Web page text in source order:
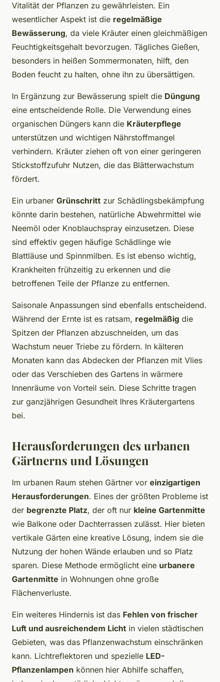
Vitalität der Pflanzen zu gewährleisten. Ein
wesentlicher Aspekt ist die regelmäßige
Bewässerung, da viele Kräuter einen gleichmäßigen
Feuchtigkeitsgehalt bevorzugen. Tägliches Gießen,
besonders in heißen Sommermonaten, hilft, den
Boden feucht zu halten, ohne ihn zu übersättigen.
In Ergänzung zur Bewässerung spielt die Düngung
eine entscheidende Rolle. Die Verwendung eines
organischen Düngers kann die Kräuterpflege
unterstützen und wichtigen Nährstoffmangel
verhindern. Kräuter ziehen oft von einer geringeren
Stickstoffzufuhr Nutzen, die das Blätterwachstum
fördert.
Ein urbaner Grünschritt zur Schädlingsbekämpfung
könnte darin bestehen, natürliche Abwehrmittel wie
Neemöl oder Knoblauchspray einzusetzen. Diese
sind effektiv gegen häufige Schädlinge wie
Blattläuse und Spinnmilben. Es ist ebenso wichtig,
Krankheiten frühzeitig zu erkennen und die
betroffenen Teile der Pflanze zu entfernen.
Saisonale Anpassungen sind ebenfalls entscheidend.
Während der Ernte ist es ratsam, regelmäßig die
Spitzen der Pflanzen abzuschneiden, um das
Wachstum neuer Triebe zu fördern. In kälteren
Monaten kann das Abdecken der Pflanzen mit Vlies
oder das Verschieben des Gartens in wärmere
Innenräume von Vorteil sein. Diese Schritte tragen
zur ganzjährigen Gesundheit Ihres Kräutergartens
bei.
Herausforderungen des urbanen
Gärtnerns und Lösungen
Im urbanen Raum stehen Gärtner vor einzigartigen
Herausforderungen. Eines der größten Probleme ist
der begrenzte Platz, der oft nur kleine Gartenmitte
wie Balkone oder Dachterrassen zulässt. Hier bieten
vertikale Gärten eine kreative Lösung, indem sie die
Nutzung der hohen Wände erlauben und so Platz
sparen. Diese Methode ermöglicht eine urbanere
Gartenmitte in Wohnungen ohne große
Flächenverluste.
Ein weiteres Hindernis ist das Fehlen von frischer
Luft und ausreichendem Licht in vielen städtischen
Gebieten, was das Pflanzenwachstum einschränken
kann. Lichtreflektoren und spezielle LED-
Pflanzenlampen können hier Abhilfe schaffen,